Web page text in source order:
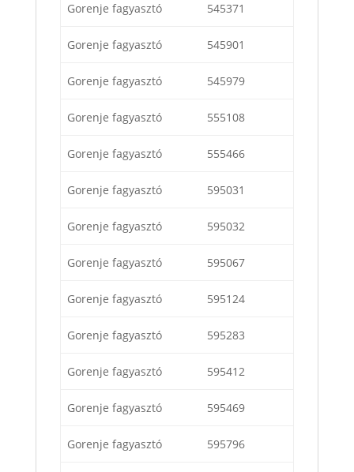
Gorenje fagyasztó 545371
Gorenje fagyasztó 545901
Gorenje fagyasztó 545979
Gorenje fagyasztó 555108
Gorenje fagyasztó 555466
Gorenje fagyasztó 595031
Gorenje fagyasztó 595032
Gorenje fagyasztó 595067
Gorenje fagyasztó 595124
Gorenje fagyasztó 595283
Gorenje fagyasztó 595412
Gorenje fagyasztó 595469
Gorenje fagyasztó 595796